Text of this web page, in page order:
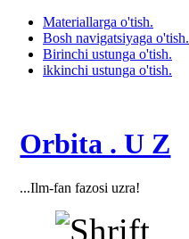
Materiallarga o'tish.
Bosh navigatsiyaga o'tish.
Birinchi ustunga o'tish.
ikkinchi ustunga o'tish.
Orbita . U Z
...Ilm-fan fazosi uzra!